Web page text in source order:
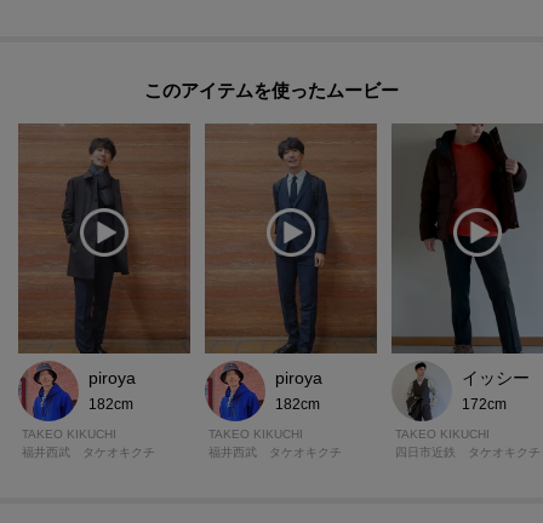
・ポケット数：横×2 後ろ×2
・前ファスナー
・裏地なし
※照明の関係により、実際よりも色味が違って見える場合があります。ま
た、パソコン・スマートフォンなどの環境により、若干製品と画像のカラー
が異なる場合もございます。
【加工サービス（裾上げ加工）のご案内】有料
この商品は加工サービス(裾上げ加工)対応商品です。
在庫がある商品につきましては通常2週間前後でお届けいたします。
ご希望の場合は、製品寸法（股下の長さ）をご確認いただき、ショッピング
このアイテムを使ったムービー
piroya
182cm
TAKEO KIKUCHI
福井西武 タケオキクチ
piroya
182cm
TAKEO KIKUCHI
福井西武 タケオキクチ
イッシー
172cm
TAKEO KIKUCHI
四日市近鉄 タケオキクチ